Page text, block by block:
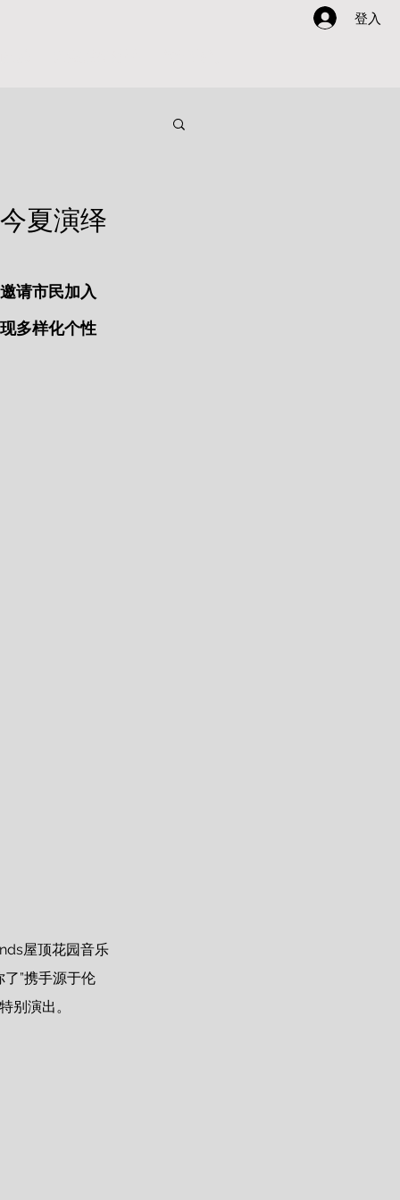
登入
夏演绎
请市民加入
多样化个性
屋顶花园音乐
”携手源于伦
别演出。